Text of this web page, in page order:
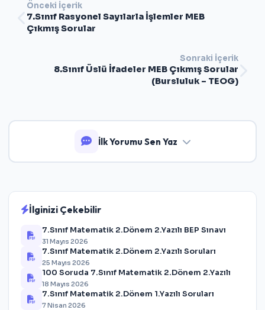
Önceki İçerik
7.Sınıf Rasyonel Sayılarla İşlemler MEB
Çıkmış Sorular
Sonraki İçerik
8.Sınıf Üslü İfadeler MEB Çıkmış Sorular
(Bursluluk – TEOG)
İlk Yorumu Sen Yaz
İlginizi Çekebilir
7.Sınıf Matematik 2.Dönem 2.Yazılı BEP Sınavı
31 Mayıs 2026
7.Sınıf Matematik 2.Dönem 2.Yazılı Soruları
25 Mayıs 2026
100 Soruda 7.Sınıf Matematik 2.Dönem 2.Yazılı
18 Mayıs 2026
7.Sınıf Matematik 2.Dönem 1.Yazılı Soruları
7 Nisan 2026